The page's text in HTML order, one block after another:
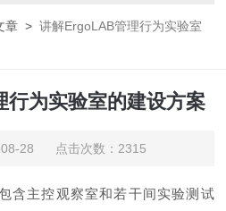
章 >讲解ErgoLAB管理行为实验室
为实验室的建设方案
08-28 点击次数：2315
含主控观察室和若干间实验测试